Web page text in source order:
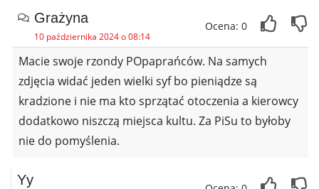
Grażyna
10 października 2024 o 08:14
Ocena: 0
Macie swoje rzondy POpaprańców. Na samych
zdjęcia widać jeden wielki syf bo pieniądze są
kradzione i nie ma kto sprzątać otoczenia a kierowcy
dodatkowo niszczą miejsca kultu. Za PiSu to byłoby
nie do pomyślenia.
Yy